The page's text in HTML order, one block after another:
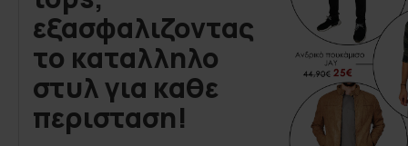
εξασφαλιζοντας
το καταλληλο
στυλ για καθε
περισταση!